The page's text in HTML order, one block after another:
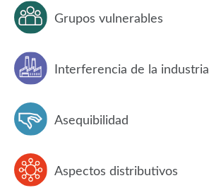
Grupos vulnerables
Interferencia de la industria
Asequibilidad
Aspectos distributivos